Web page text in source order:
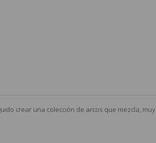
crear una colección de arcos que mezcla, muy